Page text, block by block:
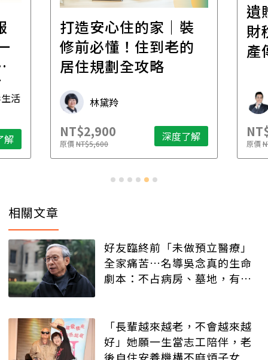
活
解
打造安心住的家｜裝
修前必懂！住到老的
居住規劃全攻略
林黛羚
NT$2,900
原價NT$5,600 深度了解
遺
財
產
原價
相關文章
好友臨終前「未做預立醫療」
全家痛苦…名導吳念真的生命
劇本：不占病房、墓地，有人
「長輩越來越老，不會越來越
好」她願一生當志工陪伴，老
後自住安養機構不麻煩子女